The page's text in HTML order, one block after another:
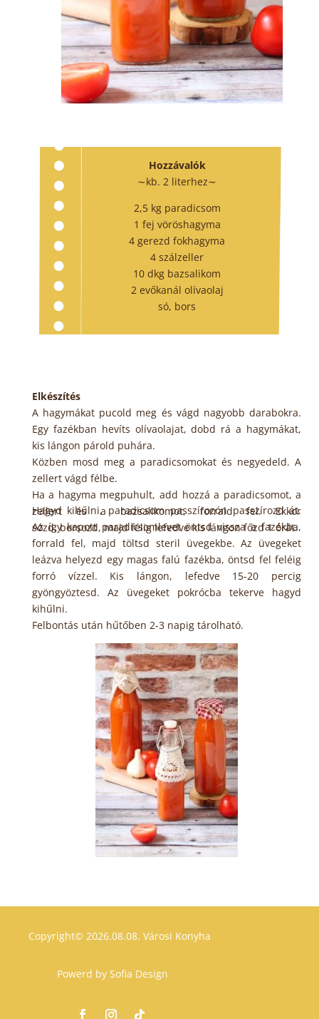
Hozzávalók
∼kb. 2 literhez∼
2,5 kg paradicsom
1 fej vöröshagyma
4 gerezd fokhagyma
4 szálzeller
10 dkg bazsalikom
2 evőkanál olívaolaj
só, bors
Elkészítés
A hagymákat pucold meg és vágd nagyobb darabokra.
Egy fazékban hevíts olívaolajat, dobd rá a hagymákat,
kis lángon párold puhára.
Közben mosd meg a paradicsomokat és negyedeld. A
zellert vágd félbe.
Ha a hagyma megpuhult, add hozzá a paradicsomot, a
zellert és a bazsalikomot, forrald fel. Ekkor
sózd, borsozd, majd félig lefedve kis lángon főzd 1 órát.
Hagyd kihűlni, paradicsom passzírozón passzírozd át.
Az így kapott paradicsomlevet öntsd vissza a fazékba,
forrald fel, majd töltsd steril üvegekbe. Az üvegeket
leázva helyezd egy magas falú fazékba, öntsd fel feléig
forró vízzel. Kis lángon, lefedve 15-20 percig
gyöngyöztesd. Az üvegeket pokrócba tekerve hagyd
kihűlni.
Felbontás után hűtőben 2-3 napig tárolható.
Copyright© 2026.08.08. Városi Konyha
Powerd by Sofia Design